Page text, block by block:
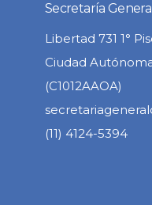
Secretaría General
Libertad 731 1°
Ciudad
(C1012AAOA)
(11) 4124-5394